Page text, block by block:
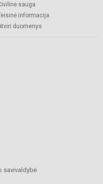
sauga
informacija
duomenys
savivaldybė